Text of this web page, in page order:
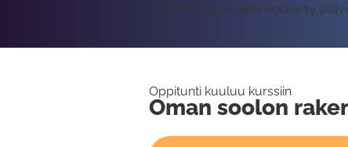
Vaatii kirjautumisen Rockway
Oppitunti kuuluu kurssiin
Oman soolon